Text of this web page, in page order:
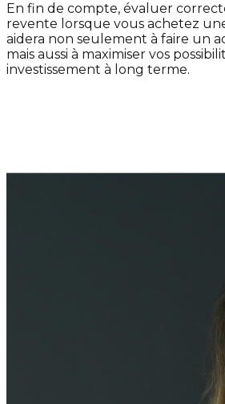
En fin de compte, évaluer
revente lorsque vous achetez
aidera non seulement à faire un
mais aussi à maximiser vos
investissement à long terme.